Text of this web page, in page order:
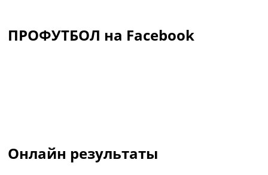
ПРОФУТБОЛ на Facebook
Онлайн результаты